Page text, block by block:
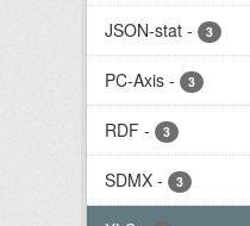
JSON-stat - 3
PC-Axis - 3
RDF - 3
SDMX - 3